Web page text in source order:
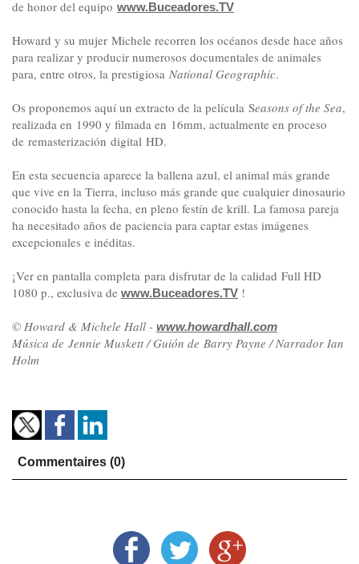
de honor del equipo www.Buceadores.TV
Howard y su mujer Michele recorren los océanos desde hace años
para realizar y producir numerosos documentales de animales
para, entre otros, la prestigiosa National Geographic.
Os proponemos aquí un extracto de la película Seasons of the Sea,
realizada en 1990 y filmada en 16mm, actualmente en proceso
de remasterización digital HD.
En esta secuencia aparece la ballena azul, el animal más grande
que vive en la Tierra, incluso más grande que cualquier dinosaurio
conocido hasta la fecha, en pleno festín de krill. La famosa pareja
ha necesitado años de paciencia para captar estas imágenes
excepcionales e inéditas.
¡Ver en pantalla completa para disfrutar de la calidad Full HD
1080 p., exclusiva de www.Buceadores.TV !
© Howard & Michele Hall - www.howardhall.com
Música de Jennie Muskett / Guión de Barry Payne / Narrador Ian
Holm
Commentaires (0)